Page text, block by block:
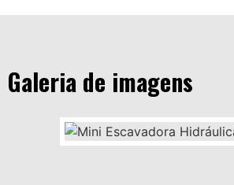
Galeria de imagens